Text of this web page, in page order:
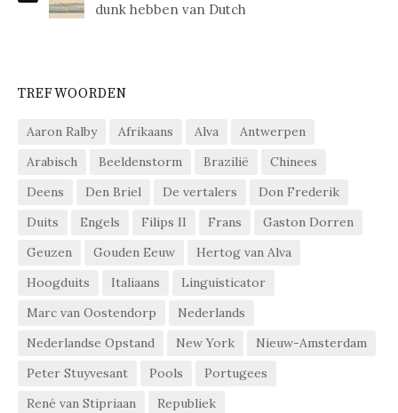
dunk hebben van Dutch
TREFWOORDEN
Aaron Ralby Afrikaans Alva
Antwerpen
Arabisch
Beeldenstorm Brazilië
Chinees
Deens
Den Briel De vertalers
Don Frederik
Duits
Engels Filips II Frans
Gaston Dorren
Geuzen
Gouden Eeuw
Hertog van Alva
Hoogduits
Italiaans
Linguisticator
Marc van Oostendorp
Nederlands
Nederlandse Opstand
New York
Nieuw-Amsterdam
Peter Stuyvesant
Pools
Portugees
René van Stipriaan
Republiek